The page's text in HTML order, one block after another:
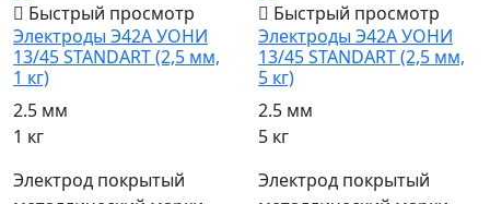
Быстрый просмотр
Электроды Э42А УОНИ
13/45 STANDART (2,5 мм,
1 кг)
2.5 мм
1 кг
Электрод покрытый
Быстрый просмотр
Электроды Э42А УОНИ
13/45 STANDART (2,5 мм,
5 кг)
2.5 мм
5 кг
Электрод покрытый